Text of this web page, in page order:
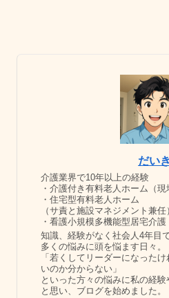
だいき
介護業界で10年以上の経験
・介護付き有料老人ホーム（現
・住宅型有料老人ホーム
（サ責と施設マネジメント兼任
・看護小規模多機能型居宅介護
知識、経験がなく社会人4年目
多くの悩みに頭を悩ます日々。
「若くしてリーダーになった
いのか分からない」
といった方々の悩みに私の経
と思い、ブログを始めました。